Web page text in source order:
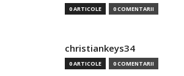
0 ARTICOLE 0 COMENTARII
christiankeys34
0 ARTICOLE 0 COMENTARII